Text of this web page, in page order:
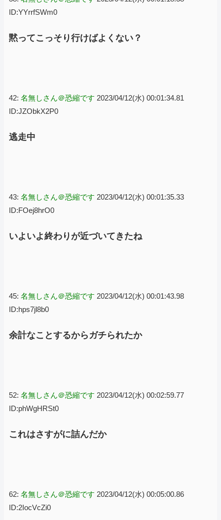
ID:YYrrfSWm0
黙ってこっそり行けばよくない？
42: 名無しさん＠恐縮です 2023/04/12(水) 00:01:34.81
ID:JZObkX2P0
逃走中
43: 名無しさん＠恐縮です 2023/04/12(水) 00:01:35.33
ID:FOej8hrO0
いよいよ終わりが近づいてきたね
45: 名無しさん＠恐縮です 2023/04/12(水) 00:01:43.98
ID:hps7jl8b0
余計なことするからガチられたか
52: 名無しさん＠恐縮です 2023/04/12(水) 00:02:59.77
ID:phWgHRSt0
これはさすがに詰んだか
62: 名無しさん＠恐縮です 2023/04/12(水) 00:05:00.86
ID:2IocVcZi0